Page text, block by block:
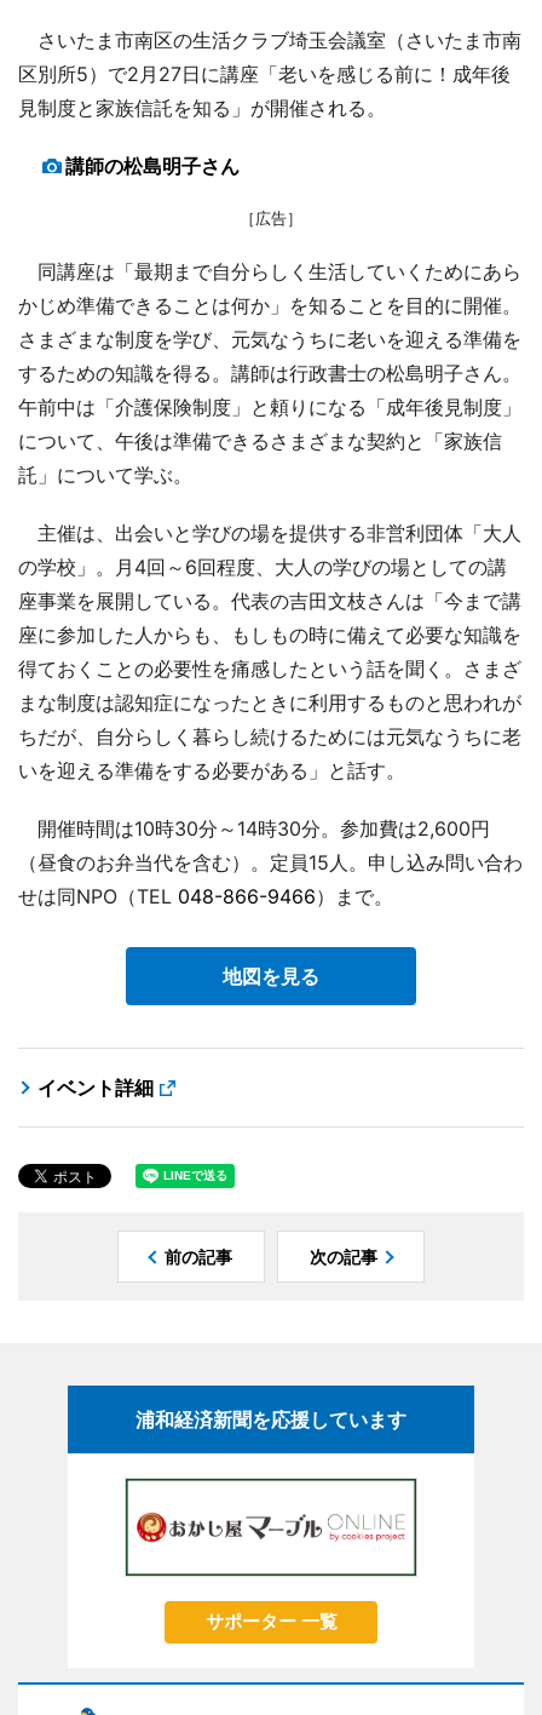
さいたま市南区の生活クラブ埼玉会議室（さいたま市南
区別所5）で2月27日に講座「老いを感じる前に！成年後
見制度と家族信託を知る」が開催される。
講師の松島明子さん
［広告］
同講座は「最期まで自分らしく生活していくためにあら
かじめ準備できることは何か」を知ることを目的に開催。
さまざまな制度を学び、元気なうちに老いを迎える準備を
するための知識を得る。講師は行政書士の松島明子さん。
午前中は「介護保険制度」と頼りになる「成年後見制度」
について、午後は準備できるさまざまな契約と「家族信
託」について学ぶ。
主催は、出会いと学びの場を提供する非営利団体「大人
の学校」。月4回～6回程度、大人の学びの場としての講
座事業を展開している。代表の吉田文枝さんは「今まで講
座に参加した人からも、もしもの時に備えて必要な知識を
得ておくことの必要性を痛感したという話を聞く。さまざ
まな制度は認知症になったときに利用するものと思われが
ちだが、自分らしく暮らし続けるためには元気なうちに老
いを迎える準備をする必要がある」と話す。
開催時間は10時30分～14時30分。参加費は2,600円
（昼食のお弁当代を含む）。定員15人。申し込み問い合わ
せは同NPO（TEL 048-866-9466）まで。
地図を見る
イベント詳細
前の記事 次の記事
浦和経済新聞を応援しています
サポーター 一覧